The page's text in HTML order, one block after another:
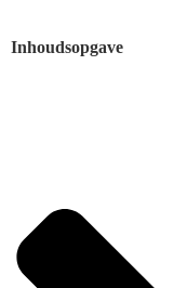
Inhoudsopgave